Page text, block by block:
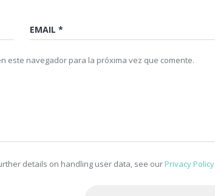
este navegador para la próxima vez que comente.
details on handling user data, see ourPrivacy Policy